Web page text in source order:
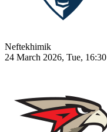
Neftekhimik
24 March 2026, Tue, 16:30